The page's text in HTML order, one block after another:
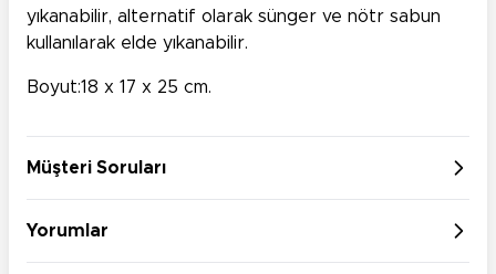
yıkanabilir, alternatif olarak sünger ve nötr sabun
kullanılarak elde yıkanabilir.
Boyut:18 x 17 x 25 cm.
Müşteri Soruları
Yorumlar